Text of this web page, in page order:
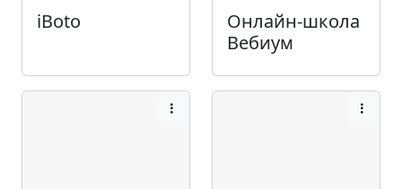
iBoto
Онлайн-школа
Вебиум